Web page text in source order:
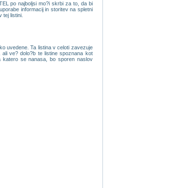
po najboljsi mo?i skrbi za to, da bi
informacij in storitev na spletni
listini.
uvedene. Ta listina v celoti zavezuje
ve? dolo?b te listine spoznana kot
katero se nanasa, bo sporen naslov